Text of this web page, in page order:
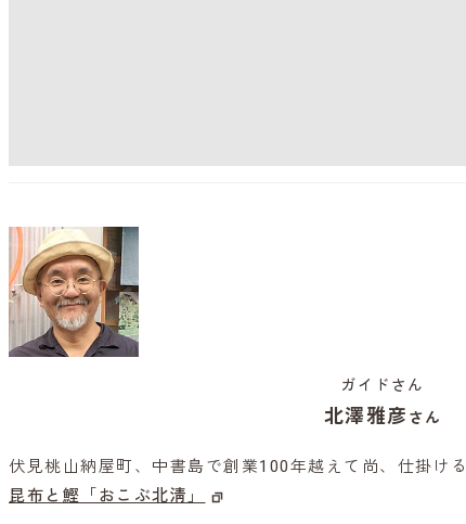
ガイドさん
北澤雅彦 さん
伏見桃山納屋町、中書島で創業100年越えて尚、仕掛け
昆布と鰹「おこぶ北淸」